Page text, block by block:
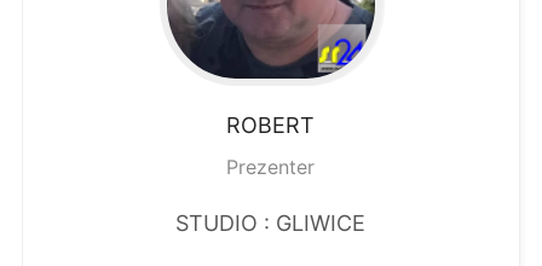
ROBERT
Prezenter
STUDIO : GLIWICE